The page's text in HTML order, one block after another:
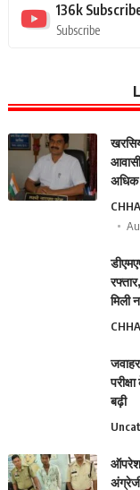
136k
Subscribe
अधिक
मिली
बढ़ी